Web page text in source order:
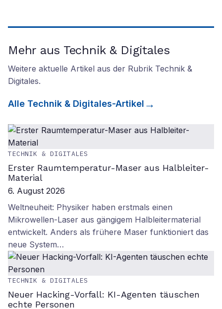
Mehr aus Technik & Digitales
Weitere aktuelle Artikel aus der Rubrik Technik &
Digitales.
Alle Technik & Digitales-Artikel
TECHNIK & DIGITALES
Erster Raumtemperatur-Maser aus Halbleiter-
Material
6. August 2026
Weltneuheit: Physiker haben erstmals einen
Mikrowellen-Laser aus gängigem Halbleitermaterial
entwickelt. Anders als frühere Maser funktioniert das
neue System…
TECHNIK & DIGITALES
Neuer Hacking-Vorfall: KI-Agenten täuschen
echte Personen